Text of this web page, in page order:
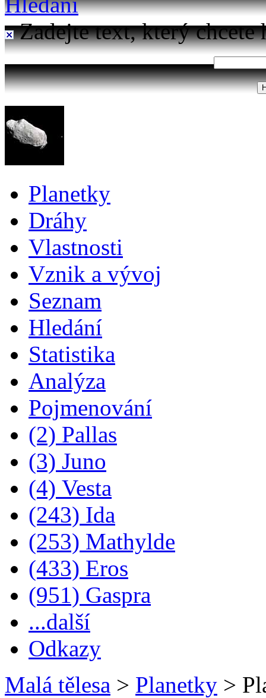
Zadejte text, který chcete
Planetky
Dráhy
Vlastnosti
Vznik a vývoj
Seznam
Hledání
Statistika
Analýza
Pojmenování
(2) Pallas
(3) Juno
(4) Vesta
(243) Ida
(253) Mathylde
(433) Eros
(951) Gaspra
...další
Odkazy
Malá tělesa > Planetky >